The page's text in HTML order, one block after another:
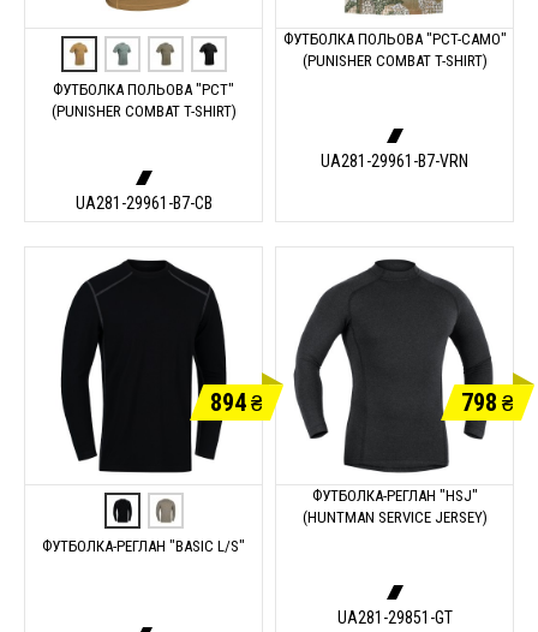
ФУТБОЛКА ПОЛЬОВА "PCT"
(PUNISHER COMBAT T-SHIRT)
UA281-29961-B7-CB
ФУТБОЛКА ПОЛЬОВА "PCT-CAMO"
(PUNISHER COMBAT T-SHIRT)
UA281-29961-B7-VRN
894₴
ФУТБОЛКА-РЕГЛАН "BASIC L/S"
798 ₴
ФУТБОЛКА-РЕГЛАН "HSJ"
(HUNTMAN SERVICE JERSEY)
UA281-29851-GT